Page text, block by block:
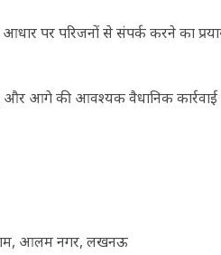
पर परिजनों से संपर्क करने का प्रयास
और आगे की आवश्यक वैधानिक कार्रवाई
आलम नगर, लखनऊ